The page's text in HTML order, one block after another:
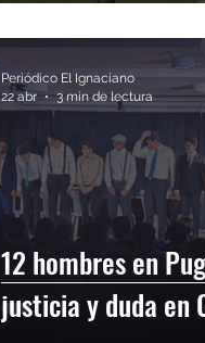
12 hombres en
justicia y duda en
Periódico El Ignaciano
22 abr
3 min de lectura